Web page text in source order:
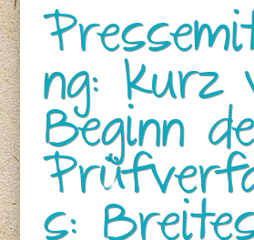
ng: Kurz
Beginn